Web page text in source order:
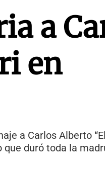
a
en
a Carlos Alberto
que duró toda la